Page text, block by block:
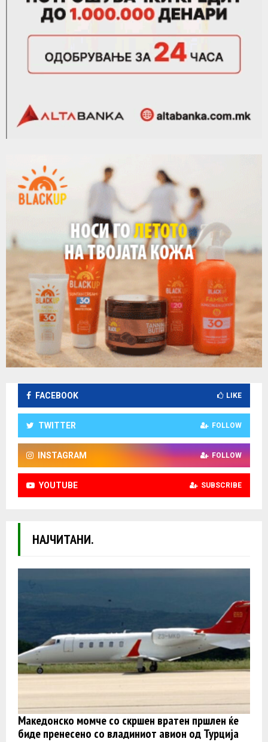
FACEBOOK LIKE
TWITTER FOLLOW
INSTAGRAM FOLLOW
YOUTUBE SUBSCRIBE
НАЈЧИТАНИ.
Македонско момче со скршен вратен пршлен ќе
биде пренесено со владиниот авион од Турција